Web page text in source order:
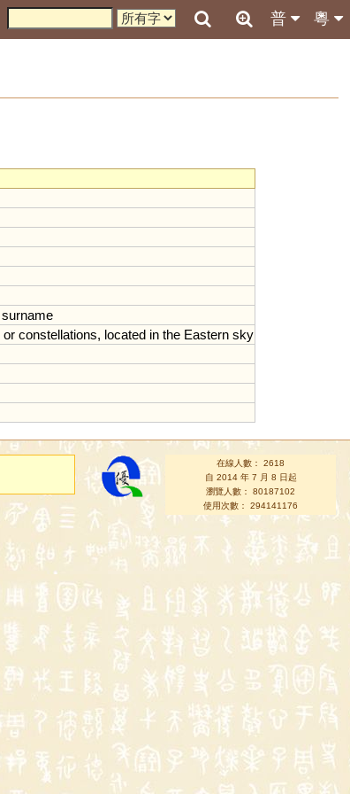
粵
普
surname
or constellations, located in the Eastern sky
在線人數： 2618
自 2014 年 7 月 8 日起
瀏覽人數： 80187102
使用次數： 294141176